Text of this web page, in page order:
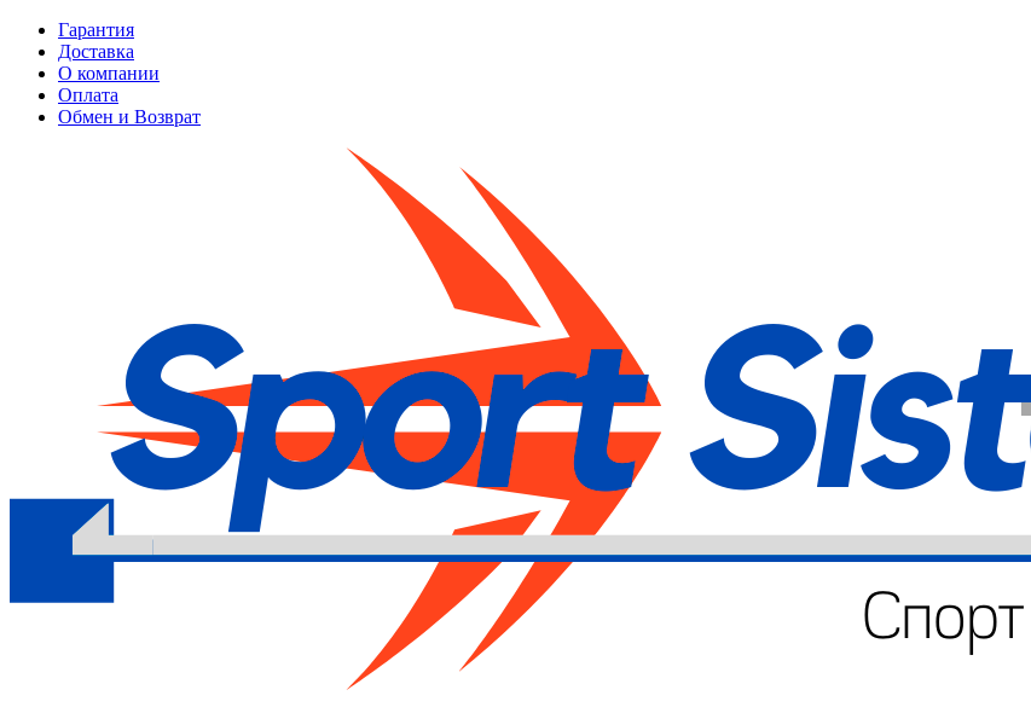
Гарантия
Доставка
О компании
Оплата
Обмен и Возврат